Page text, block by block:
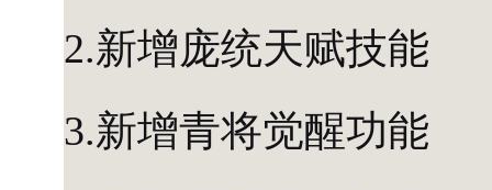
2.新增庞统天赋技能
3.新增青将觉醒功能